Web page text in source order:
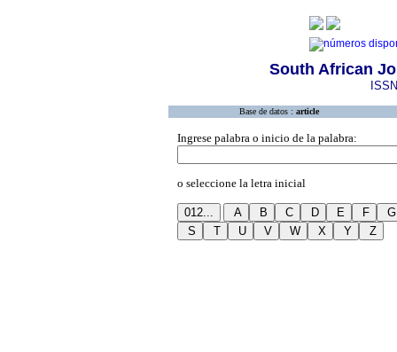
South African
Base de datos : article
Ingrese palabra o inicio de la palabra:
o seleccione la letra inicial